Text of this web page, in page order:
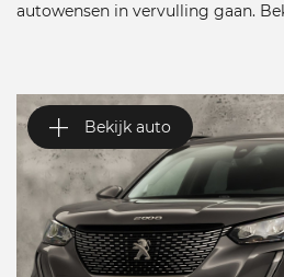
autowensen in vervulling gaan.
Bekijk auto